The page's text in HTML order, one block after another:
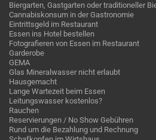
Biergarten, Gastgarten oder traditioneller
Cannabiskonsum in der Gastronomie
Eintrittsgeld im Restaurant
Essen ins Hotel bestellen
Fotografieren von Essen im Restaurant
Garderobe
GEMA
Glas Mineralwasser nicht erlaubt
Hausgemacht
Lange Wartezeit beim Essen
Leitungswasser kostenlos?
Rauchen
Reservierungen / No Show Gebühren
Rund um die Bezahlung und Rechnung